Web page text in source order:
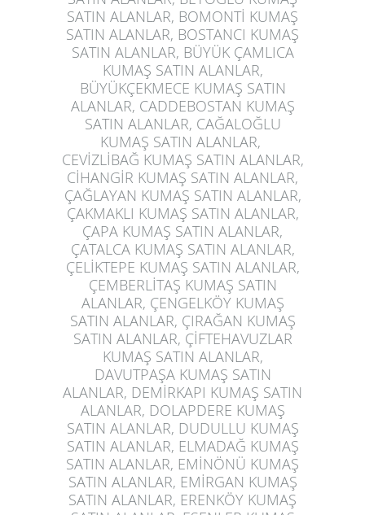
SATIN ALANLAR, BOMONTİ KUMAŞ
SATIN ALANLAR, BOSTANCI KUMAŞ
SATIN ALANLAR, BÜYÜK ÇAMLICA
KUMAŞ SATIN ALANLAR,
BÜYÜKÇEKMECE KUMAŞ SATIN
ALANLAR, CADDEBOSTAN KUMAŞ
SATIN ALANLAR, CAĞALOĞLU
KUMAŞ SATIN ALANLAR,
CEVİZLİBAĞ KUMAŞ SATIN ALANLAR,
CİHANGİR KUMAŞ SATIN ALANLAR,
ÇAĞLAYAN KUMAŞ SATIN ALANLAR,
ÇAKMAKLI KUMAŞ SATIN ALANLAR,
ÇAPA KUMAŞ SATIN ALANLAR,
ÇATALCA KUMAŞ SATIN ALANLAR,
ÇELİKTEPE KUMAŞ SATIN ALANLAR,
ÇEMBERLİTAŞ KUMAŞ SATIN
ALANLAR, ÇENGELKÖY KUMAŞ
SATIN ALANLAR, ÇIRAĞAN KUMAŞ
SATIN ALANLAR, ÇİFTEHAVUZLAR
KUMAŞ SATIN ALANLAR,
DAVUTPAŞA KUMAŞ SATIN
ALANLAR, DEMİRKAPI KUMAŞ SATIN
ALANLAR, DOLAPDERE KUMAŞ
SATIN ALANLAR, DUDULLU KUMAŞ
SATIN ALANLAR, ELMADAĞ KUMAŞ
SATIN ALANLAR, EMİNÖNÜ KUMAŞ
SATIN ALANLAR, EMİRGAN KUMAŞ
SATIN ALANLAR, ERENKÖY KUMAŞ